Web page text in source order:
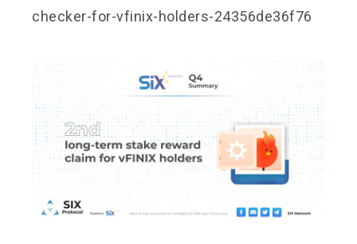
checker-for-vfinix-holders-24356de36f76